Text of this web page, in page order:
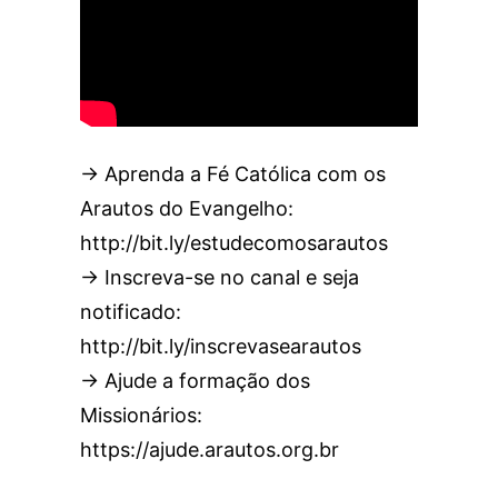
→ Aprenda a Fé Católica com os
Arautos do Evangelho:
http://bit.ly/estudecomosarautos
→ Inscreva-se no canal e seja
notificado:
http://bit.ly/inscrevasearautos
→ Ajude a formação dos
Missionários:
https://ajude.arautos.org.br